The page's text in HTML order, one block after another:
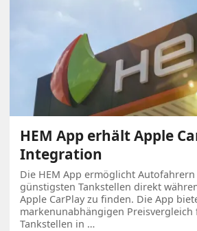
HEM App erhält Apple
Integration
Die HEM App ermöglicht
günstigsten Tankstellen direkt
Apple CarPlay zu finden. Die App
markenunabhängigen Preisvergleich
Tankstellen in …